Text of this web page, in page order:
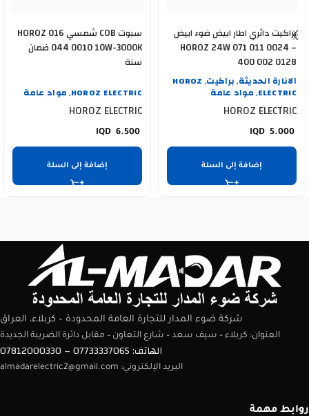
براكيت دائري اطار ابيض ضوء ابيض
HOROZ 24W 071 011 0024 –
400 002 0128
الانارة الحديثة, براكيت,
HOROZ
ELECTRIC
, مواد عامة
HOROZ ELECTRIC
5.000
إضافة إلى السلة
سبوت COB شمسي HOROZ 016
044 0010 10W-3000K ضمان
سنة
HOROZ ELECTRIC
, مواد عامة
HOROZ ELECTRIC
6.500
إضافة إلى السلة
شركة ضوء المدار للتجارة العامة المحدودة – كربلاء، العراق
العنوان: كربلاء – سيف سعد – شارع التعاون – مقابل دائرة الضريبة الجديدة
الهاتف: 07733337065 – 07812000330
البريد الإلكتروني: almadarelectric2@gmail.com
روابط مهمة